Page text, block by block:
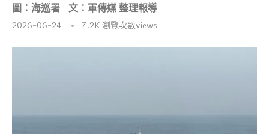
圖：海巡署 文：軍傳媒 整理報導
2026-06-24 7.2K瀏覽次數views